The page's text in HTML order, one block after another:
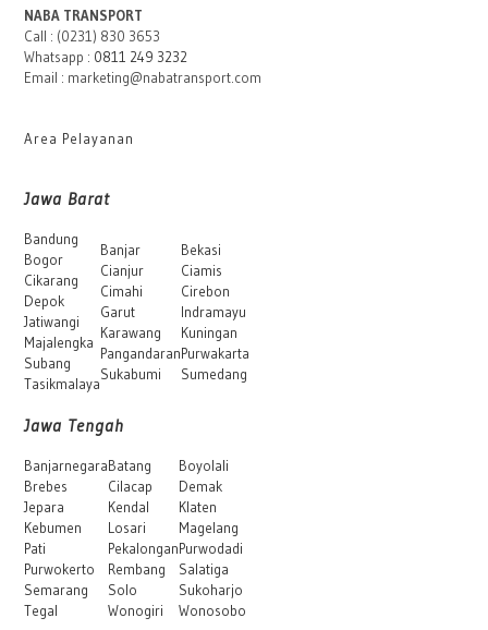
NABA TRANSPORT
Call : (0231) 830 3653
Whatsapp : 0811 249 3232
Email : marketing@nabatransport.com
Area Pelayanan
Jawa Barat
Bandung
Bogor
Cikarang
Depok
Jatiwangi
Majalengka
Subang
Tasikmalaya
Banjar
Cianjur
Cimahi
Garut
Karawang
Pangandaran
Sukabumi
Bekasi
Ciamis
Cirebon
Indramayu
Kuningan
Purwakarta
Sumedang
Jawa Tengah
Banjarnegara
Brebes
Jepara
Kebumen
Pati
Purwokerto
Semarang
Tegal
Batang
Cilacap
Kendal
Losari
Pekalongan
Rembang
Solo
Wonogiri
Boyolali
Demak
Klaten
Magelang
Purwodadi
Salatiga
Sukoharjo
Wonosobo